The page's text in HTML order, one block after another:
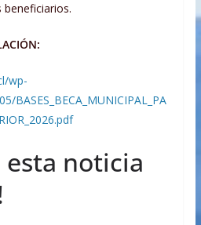
wp-
BASES_BECA_MUNICIPAL_PA
noticia